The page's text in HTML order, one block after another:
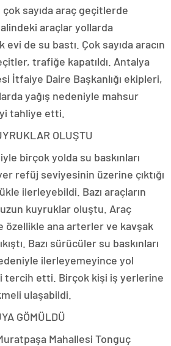
sayıda araç geçitlerde
araçlar yollarda
de su bastı. Çok sayıda aracın
trafiğe kapatıldı. Antalya
İtfaiye Daire Başkanlığı ekipleri,
yağış nedeniyle mahsur
tahliye etti.
OLUŞTU
birçok yolda su baskınları
refüj seviyesinin üzerine çıktığı
ilerleyebildi. Bazı araçların
uzun kuyruklar oluştu. Araç
özellikle ana arterler ve kavşak
Bazı sürücüler su baskınları
ilerleyemeyince yol
tercih etti. Birçok kişi iş yerlerine
ulaşabildi.
GÖMÜLDÜ
Mahallesi Tonguç